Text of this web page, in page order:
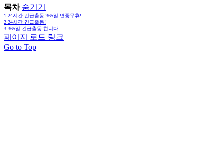
목차 숨기기
1 24시간 긴급출동!365일 연중무휴!
2 24시간 긴급출동!
3 365일 긴급출동 합니다
페이지 로드 링크
Go to Top